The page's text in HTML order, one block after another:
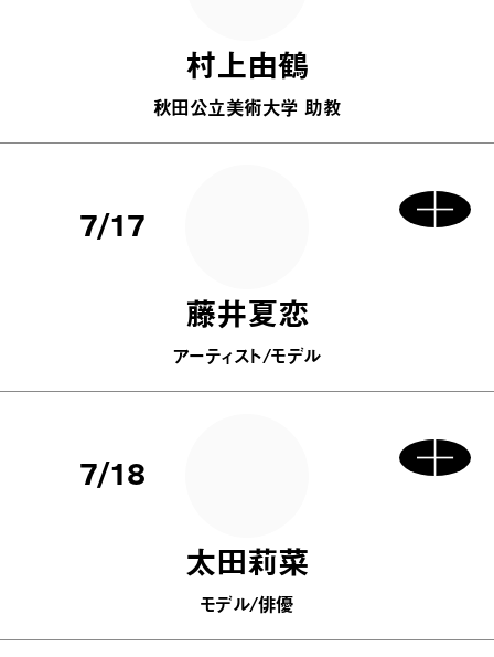
村上由鶴
秋田公立美術大学 助教
7/17
藤井夏恋
アーティスト/モデル
7/18
太田莉菜
モデル/俳優